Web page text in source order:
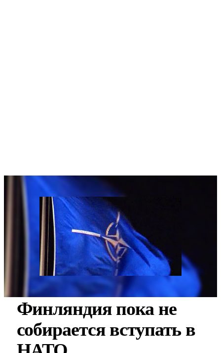
Финляндия пока не
собирается вступать в